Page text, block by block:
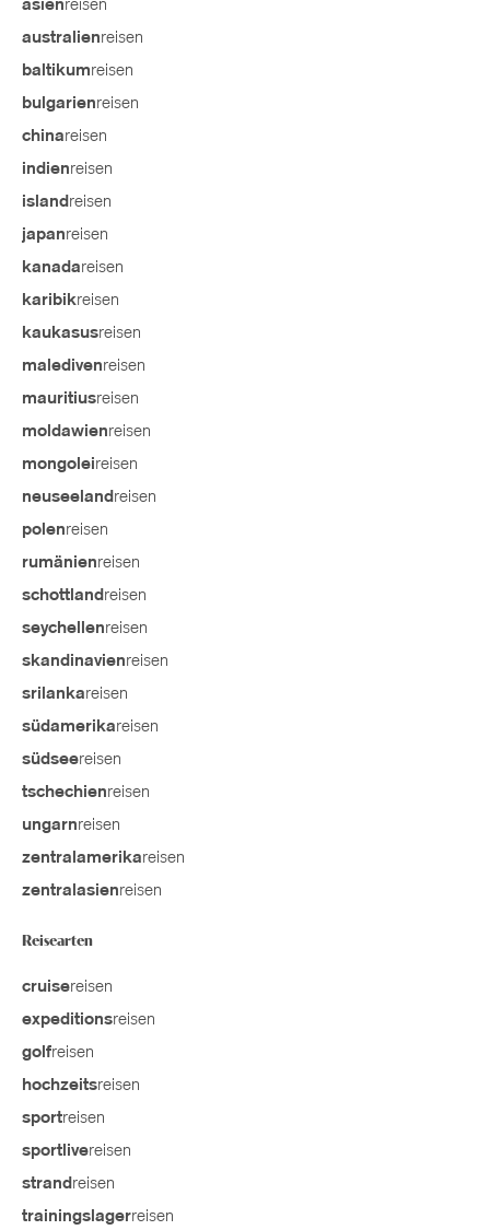
asienreisen
australienreisen
baltikumreisen
bulgarienreisen
chinareisen
indienreisen
island reisen
japanreisen
kanadareisen
karibikreisen
kaukasusreisen
maledivenreisen
mauritiusreisen
moldawienreisen
mongoleireisen
neuseeland reisen
polenreisen
rumänienreisen
schottland reisen
seychellenreisen
skandinavienreisen
srilankareisen
südamerikareisen
südseereisen
tschechienreisen
ungarnreisen
zentralamerikareisen
zentralasienreisen
Reisearten
cruisereisen
expeditionsreisen
golfreisen
hochzeitsreisen
sportreisen
sportlivereisen
strand reisen
trainingslagerreisen